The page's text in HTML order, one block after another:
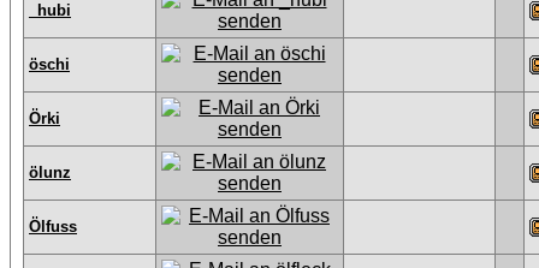
_hubi
öschi
Örki
ölunz
Ölfuss